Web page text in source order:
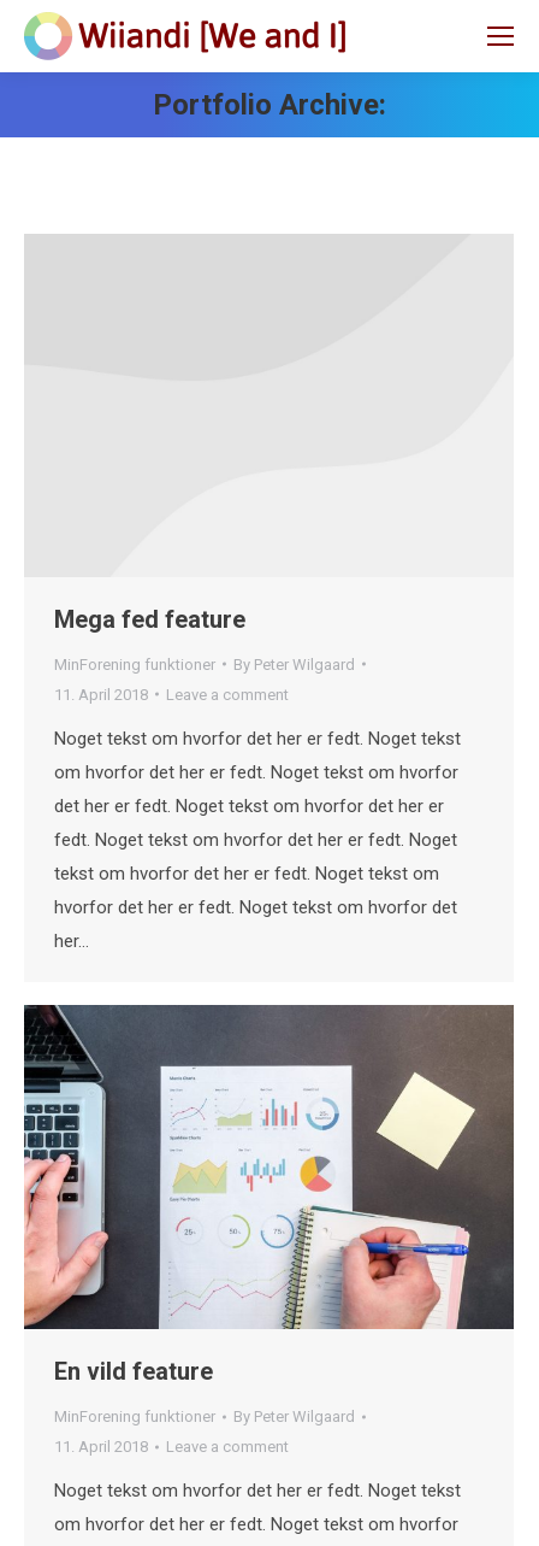
Portfolio Archive:
Mega fed feature
MinForening funktioner By Peter Wilgaard
11. April 2018
Leave a comment
Noget tekst om hvorfor det her er fedt. Noget tekst
om hvorfor det her er fedt. Noget tekst om hvorfor
det her er fedt. Noget tekst om hvorfor det her er
fedt. Noget tekst om hvorfor det her er fedt. Noget
tekst om hvorfor det her er fedt. Noget tekst om
hvorfor det her er fedt. Noget tekst om hvorfor det
her…
En vild feature
MinForening funktioner By Peter Wilgaard
11. April 2018
Leave a comment
Noget tekst om hvorfor det her er fedt. Noget tekst
om hvorfor det her er fedt. Noget tekst om hvorfor